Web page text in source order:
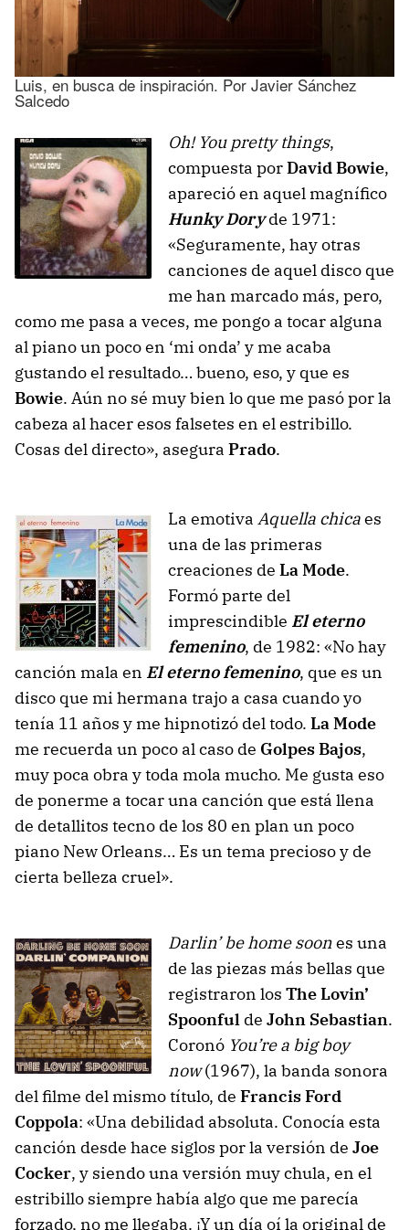
Luis, en busca de inspiración. Por Javier Sánchez
Salcedo
Oh! You pretty things,
compuesta porDavid Bowie,
apareció en aquel magnífico
Hunky Doryde 1971:
«Seguramente, hay otras
canciones de aquel disco que
me han marcado más, pero,
como me pasa a veces, me pongo a tocar alguna
al piano un poco en ‘mi onda’ y me acaba
gustando el resultado… bueno, eso, y que es
Bowie. Aún no sé muy bien lo que me pasó por la
cabeza al hacer esos falsetes en el estribillo.
Cosas del directo», asegura Prado.
La emotiva Aquella chicaes
una de las primeras
creaciones de La Mode.
Formó parte del
imprescindible El eterno
femenino, de 1982: «No hay
canción mala en El eterno femenino, que es un
disco que mi hermana trajo a casa cuando yo
tenía 11 años y me hipnotizó del todo. La Mode
me recuerda un poco al caso de Golpes Bajos,
muy poca obra y toda mola mucho. Me gusta eso
de ponerme a tocar una canción que está llena
de detallitos tecno de los 80 en plan un poco
piano New Orleans… Es un tema precioso y de
cierta belleza cruel».
Darlin’ be home soones una
de las piezas más bellas que
registraron los The Lovin’
Spoonful de John Sebastian.
Coronó You’re a big boy
now(1967), la banda sonora
del filme del mismo título, de Francis Ford
Coppola: «Una debilidad absoluta. Conocía esta
canción desde hace siglos por la versión de Joe
Cocker, y siendo una versión muy chula, en el
estribillo siempre había algo que me parecía
forzado, no me llegaba. ¡Y un día oí la original de